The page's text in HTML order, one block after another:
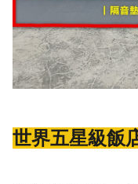
世界五星級飯